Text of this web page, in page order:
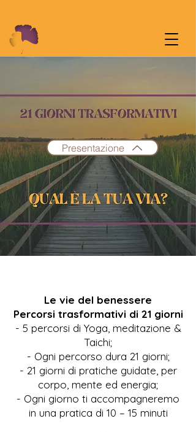
Presentazione
Le vie del benessere
Percorsi trasformativi di 21 giorni
- 5 percorsi di Yoga, meditazione &
Taichi;
- Ogni percorso dura 21 giorni;
- 21 giorni di pratiche guidate, per
corpo, mente ed energia;
- Ogni giorno ti accompagneremo
in una pratica di 10 – 15 minuti